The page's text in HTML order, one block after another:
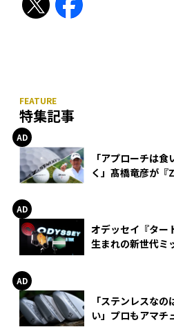
特集記事
「アプローチは
く」髙橋竜彦が『
オデッセイ『ター
生まれの新世代ミ
「ステンレスな
い」プロもアマチ